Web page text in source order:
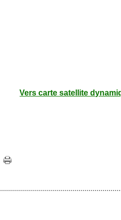
Vers carte satellite